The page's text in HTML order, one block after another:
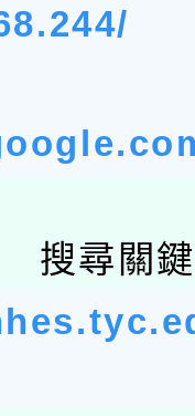
申請許可
利署委託
及節水達
福系列
景藝術
搜尋關